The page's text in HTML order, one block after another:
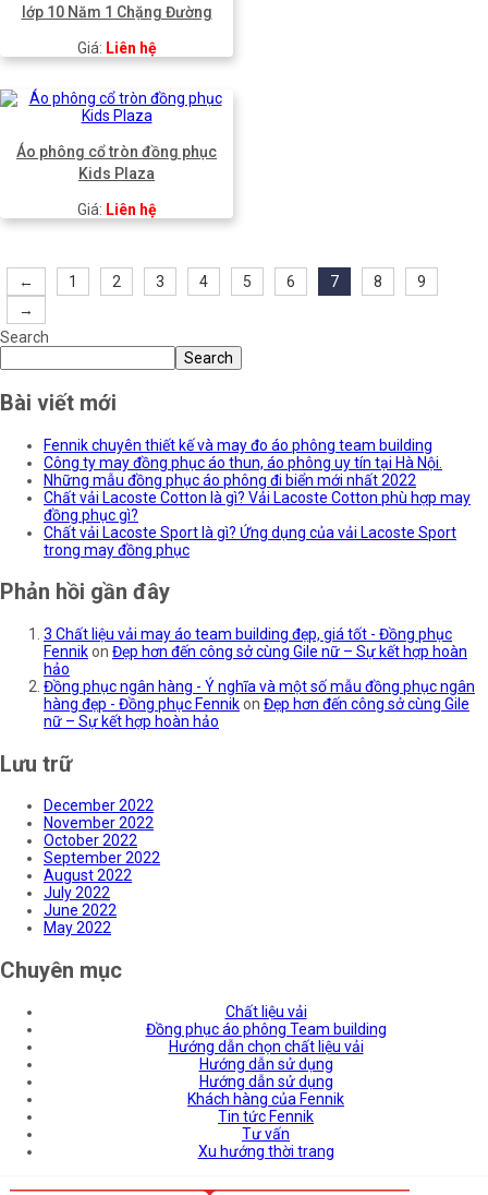
lớp 10 Năm 1 Chặng Đường
Giá: Liên hệ
Áo phông cổ tròn đồng phục
Kids Plaza
Giá: Liên hệ
← 1 2 3 4 5 6 7 8
9
→
Search
Search
Bài viết mới
Fennik chuyên thiết kế và may đo áo phông team building
Công ty may đồng phục áo thun, áo phông uy tín tại Hà Nội.
Những mẫu đồng phục áo phông đi biển mới nhất 2022
Chất vải Lacoste Cotton là gì? Vải Lacoste Cotton phù hợp may
đồng phục gì?
Chất vải Lacoste Sport là gì? Ứng dụng của vải Lacoste Sport
trong may đồng phục
Phản hồi gần đây
3 Chất liệu vải may áo team building đẹp, giá tốt - Đồng phục
Fennikon Đẹp hơn đến công sở cùng Gile nữ – Sự kết hợp hoàn
hảo
Đồng phục ngân hàng - Ý nghĩa và một số mẫu đồng phục ngân
hàng đẹp - Đồng phục Fennikon Đẹp hơn đến công sở cùng Gile
nữ – Sự kết hợp hoàn hảo
Lưu trữ
December 2022
November 2022
October 2022
September 2022
August 2022
July 2022
June 2022
May 2022
Chuyên mục
Chất liệu vải
Đồng phục áo phông Team building
Hướng dẫn chọn chất liệu vải
Hướng dẫn sử dụng
Hướng dẫn sử dụng
Khách hàng của Fennik
Tin tức Fennik
Tư vấn
Xu hướng thời trang